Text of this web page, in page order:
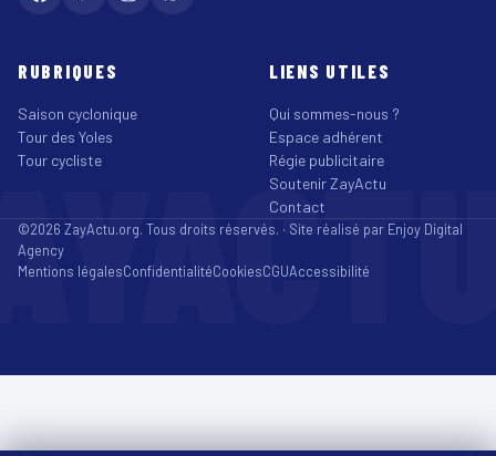
RUBRIQUES
Saison cyclonique
Tour des Yoles
Tour cycliste
LIENS UTILES
Qui sommes-nous ?
Espace adhérent
Régie publicitaire
Soutenir ZayActu
Contact
©2026 ZayActu.org. Tous droits réservés. · Site réalisé par Enjoy Digital
Agency
Mentions légalesConfidentialitéCookiesCGUAccessibilité